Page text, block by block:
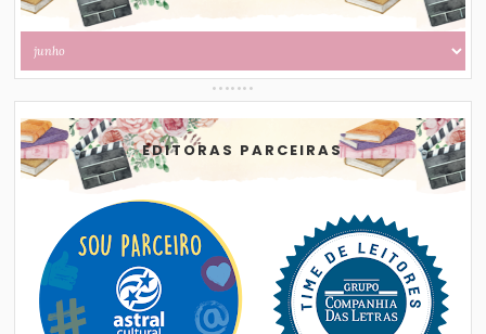
EDITORAS PARCEIRAS